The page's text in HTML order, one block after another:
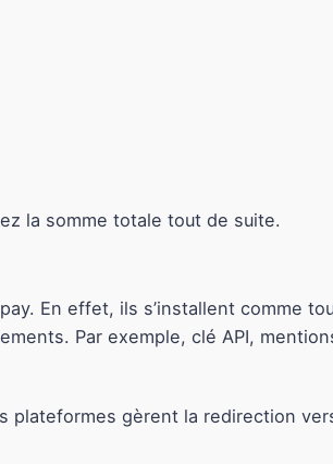
la somme totale tout de suite.
En effet, ils s’installent comme
Par exemple, clé API,
plateformes gèrent la redirection